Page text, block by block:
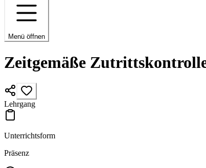
Menü öffnen
Zeitgemäße
Lehrgang
Unterrichtsform
Präsenz